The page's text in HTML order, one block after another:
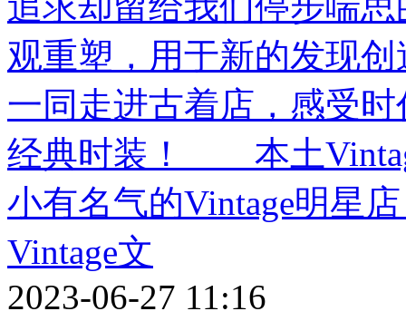
观重塑，用于新的发现
一同走进古着店，感受
经典时装！ 本土
小有名气的Vintage明星
Vintage文
2023-06-27 11:16